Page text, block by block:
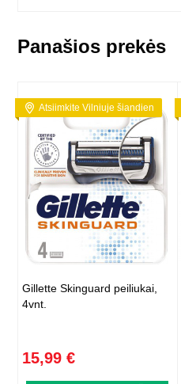
Panašios prekės
Atsiimkite Vilniuje šiandien
Gillette Skinguard peiliukai,
4vnt.
15,99 €